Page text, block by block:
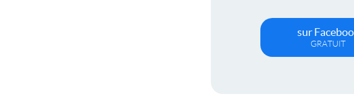
sur
GRATUIT